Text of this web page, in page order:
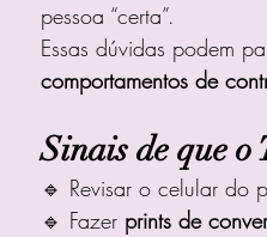
pessoa “certa”.
Essas dúvidas podem
comportamentos de
Sinais de que o
🔹 Revisar o celular do
🔹 Fazer prints de